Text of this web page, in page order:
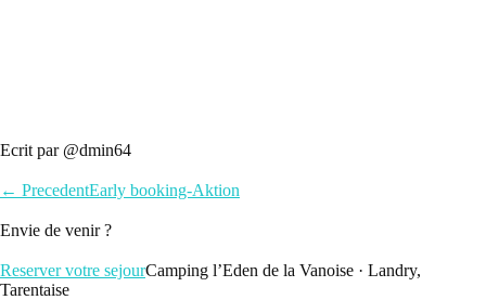
Ecrit par @dmin64
← PrecedentEarly booking-Aktion
Envie de venir ?
Reserver votre sejourCamping l’Eden de la Vanoise · Landry,
Tarentaise